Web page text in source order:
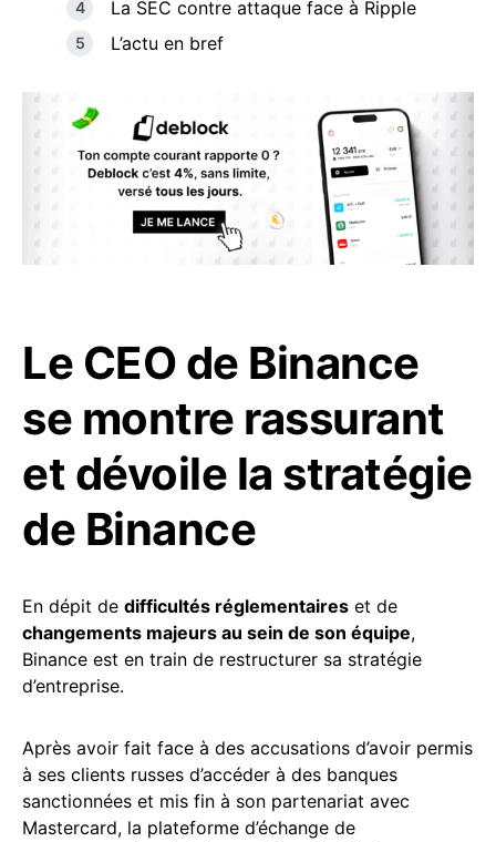
La SEC contre attaque face à Ripple
L’actu en bref
Le CEO de Binance
se montre rassurant
et dévoile la stratégie
de Binance
En dépit de difficultés réglementaires et de
changements majeurs au sein de son équipe,
Binance est en train de restructurer sa stratégie
d’entreprise.
Après avoir fait face à des accusations d’avoir permis
à ses clients russes d’accéder à des banques
sanctionnées et mis fin à son partenariat avec
Mastercard, la plateforme d’échange de